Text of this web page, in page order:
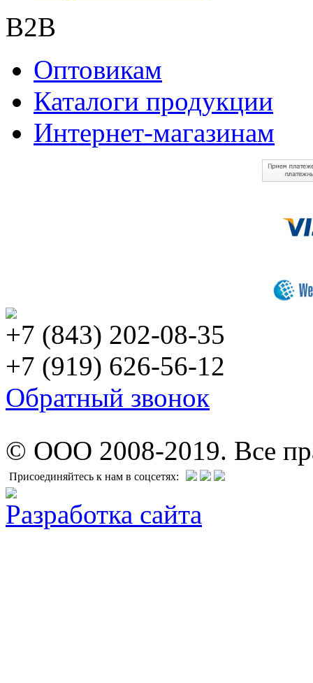
B2B
Оптовикам
Каталоги продукции
Интернет-магазинам
+7 (843) 202-08-35
+7 (919) 626-56-12
Обратный звонок
© ООО 2008-2019. Все
Присоединяйтесь к нам в соцсетях:
Разработка сайта